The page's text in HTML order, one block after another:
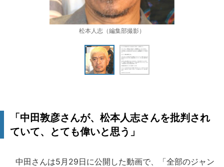
松本人志（編集部撮影）
「中田敦彦さんが、松本人志さんを批判され
ていて、とても偉いと思う」
中田さんは5月29日に公開した動画で、「全部のジャン